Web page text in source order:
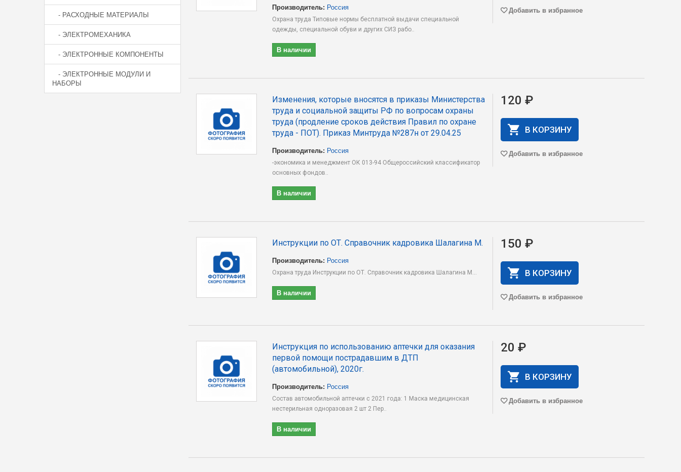
- РАСХОДНЫЕ МАТЕРИАЛЫ
- ЭЛЕКТРОМЕХАНИКА
- ЭЛЕКТРОННЫЕ КОМПОНЕНТЫ
- ЭЛЕКТРОННЫЕ МОДУЛИ И
НАБОРЫ
Производитель: Россия
Охрана труда Типовые нормы бесплатной выдачи специальной
одежды, специальной обуви и других СИЗ рабо..
В наличии
Добавить в избранное
Изменения, которые вносятся в приказы Министерства
труда и социальной защиты РФ по вопросам охраны
труда (продление сроков действия Правил по охране
труда - ПОТ). Приказ Минтруда №287н от 29.04.25
Производитель: Россия
-экономика и менеджмент ОК 013-94 Общероссийский классификатор
основных фондов..
В наличии
120 ₽
В КОРЗИНУ
Добавить в избранное
Инструкции по ОТ. Справочник кадровика Шалагина М.
Производитель: Россия
Охрана труда Инструкции по ОТ. Справочник кадровика Шалагина М...
В наличии
150 ₽
В КОРЗИНУ
Добавить в избранное
Инструкция по использованию аптечки для оказания
первой помощи пострадавшим в ДТП
(автомобильной), 2020г.
Производитель: Россия
Состав автомобильной аптечки с 2021 года: 1 Маска медицинская
нестерильная одноразовая 2 шт 2 Пер..
В наличии
20 ₽
В КОРЗИНУ
Добавить в избранное